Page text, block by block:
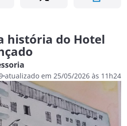
história do Hotel
atualizado em 25/05/2026 às 11h24